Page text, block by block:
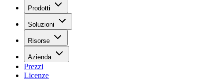
Prodotti
Soluzioni
Risorse
Azienda
Prezzi
Licenze